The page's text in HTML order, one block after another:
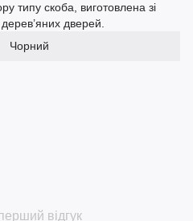
типу скоба, виготовлена зі
дверей.
Чорний
відгук